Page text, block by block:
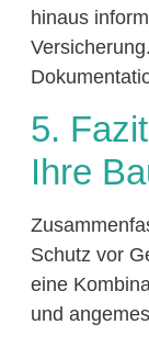
hinaus
5.
Ihre
Schutz vor
eine
und